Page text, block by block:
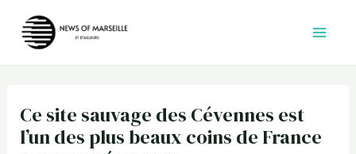
Ce site sauvage des Cévennes est
l’un des plus beaux coins de France